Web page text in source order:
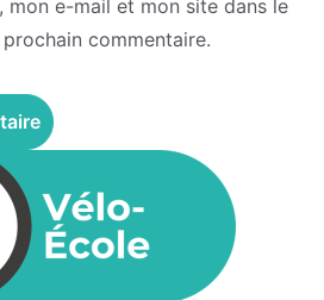
mon e-mail et mon site dans le
commentaire.